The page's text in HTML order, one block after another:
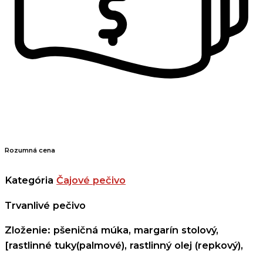
Rozumná cena
Kategória Čajové pečivo
Trvanlivé pečivo
Zloženie: pšeničná múka, margarín stolový,
[rastlinné tuky(palmové), rastlinný olej (repkový),